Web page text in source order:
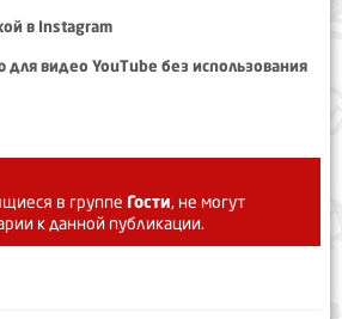
в Instagram
для видео YouTube без использования
в группе Гости, не могут
к данной публикации.